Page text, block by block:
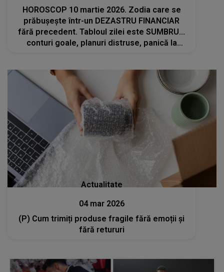
HOROSCOP 10 martie 2026. Zodia care se
prăbușește într-un DEZASTRU FINANCIAR
fără precedent. Tabloul zilei este SUMBRU...
conturi goale, planuri distruse, panică la
Actualitate
04 mar 2026
(P) Cum trimiți produse fragile fără emoții și
fără retururi